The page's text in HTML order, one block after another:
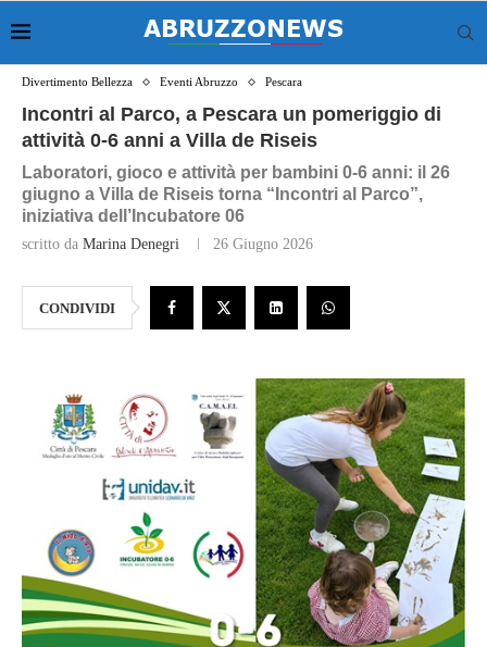
Divertimento Bellezza Eventi Abruzzo Pescara
Incontri al Parco, a Pescara un pomeriggio di
attività 0-6 anni a Villa de Riseis
Laboratori, gioco e attività per bambini 0-6 anni: il 26
giugno a Villa de Riseis torna “Incontri al Parco”,
iniziativa dell’Incubatore 06
scritto da Marina Denegri 26 Giugno 2026
CONDIVIDI